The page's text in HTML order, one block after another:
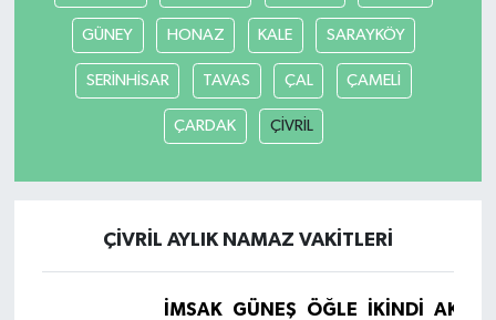
GÜNEY HONAZ KALE SARAYKÖY
SERİNHİSAR TAVAS ÇAL ÇAMELİ
ÇARDAK ÇİVRİL
ÇİVRİL AYLIK NAMAZ VAKITLERI
İMSAK GÜNEŞ ÖĞLE İKINDI